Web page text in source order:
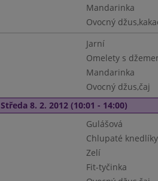
Mandarinka
Ovocný
Jarní
Omelety s
Mandarinka
Ovocný džus,čaj
Středa 8. 2. 2012 (10:01 - 14:00)
Gulášová
Chlupaté
Zelí
Fit-tyčinka